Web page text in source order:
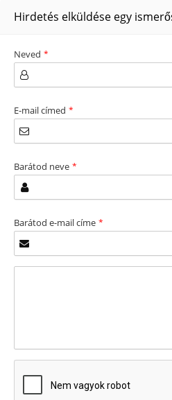
Hirdetés elküldése egy
Neved *
E-mail címed *
Barátod neve *
Barátod e-mail címe *